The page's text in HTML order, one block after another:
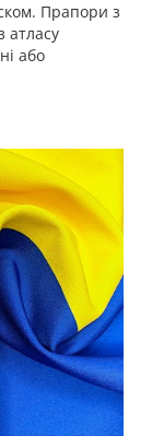
Прапори з
атласу
або